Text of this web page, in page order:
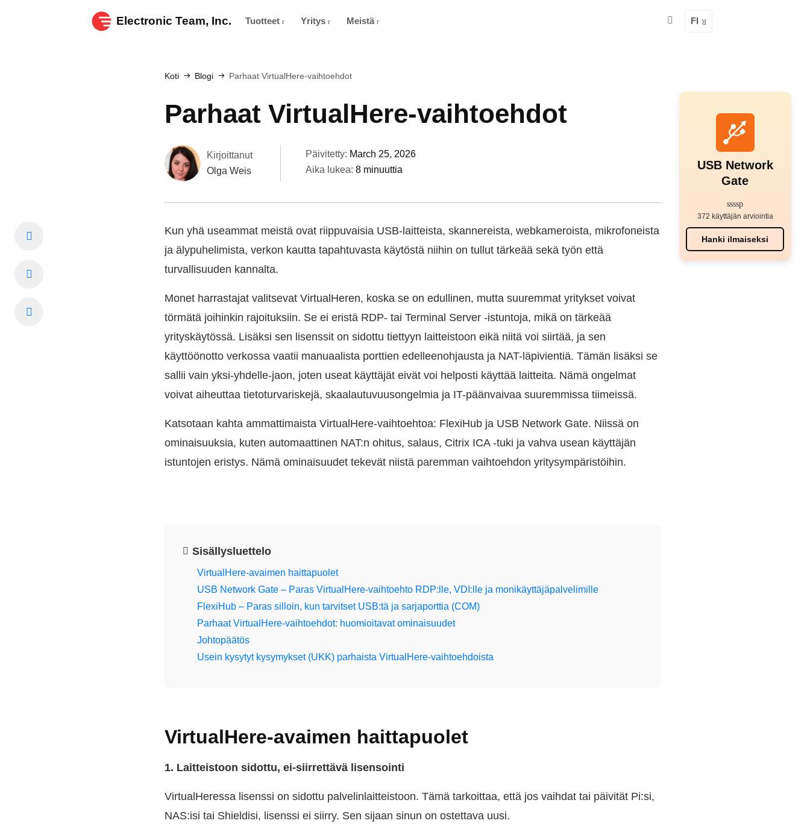
Electronic Team, Inc. Tuotteet Yritys Meistä FI
Koti Blogi Parhaat VirtualHere-vaihtoehdot
Parhaat VirtualHere-vaihtoehdot
Kirjoittanut
Olga Weis
Päivitetty: March 25, 2026
Aika lukea: 8 minuuttia
Kun yhä useammat meistä ovat riippuvaisia USB-laitteista, skannereista, webkameroista, mikrofoneista
ja älypuhelimista, verkon kautta tapahtuvasta käytöstä niihin on tullut tärkeää sekä työn että
turvallisuuden kannalta.
Monet harrastajat valitsevat VirtualHeren, koska se on edullinen, mutta suuremmat yritykset voivat
törmätä joihinkin rajoituksiin. Se ei eristä RDP- tai Terminal Server -istuntoja, mikä on tärkeää
yrityskäytössä. Lisäksi sen lisenssit on sidottu tiettyyn laitteistoon eikä niitä voi siirtää, ja sen
käyttöönotto verkossa vaatii manuaalista porttien edelleenohjausta ja NAT-läpivientiä. Tämän lisäksi se
sallii vain yksi-yhdelle-jaon, joten useat käyttäjät eivät voi helposti käyttää laitteita. Nämä ongelmat
voivat aiheuttaa tietoturvariskejä, skaalautuvuusongelmia ja IT-päänvaivaa suuremmissa tiimeissä.
Katsotaan kahta ammattimaista VirtualHere-vaihtoehtoa: FlexiHub ja USB Network Gate. Niissä on
ominaisuuksia, kuten automaattinen NAT:n ohitus, salaus, Citrix ICA -tuki ja vahva usean käyttäjän
istuntojen eristys. Nämä ominaisuudet tekevät niistä paremman vaihtoehdon yritysympäristöihin.
Sisällysluettelo
VirtualHere-avaimen haittapuolet
USB Network Gate – Paras VirtualHere-vaihtoehto RDP:lle, VDI:lle ja monikäyttäjäpalvelimille
FlexiHub – Paras silloin, kun tarvitset USB:tä ja sarjaporttia (COM)
Parhaat VirtualHere-vaihtoehdot: huomioitavat ominaisuudet
Johtopäätös
Usein kysytyt kysymykset (UKK) parhaista VirtualHere-vaihtoehdoista
VirtualHere-avaimen haittapuolet
1. Laitteistoon sidottu, ei-siirrettävä lisensointi
VirtualHeressa lisenssi on sidottu palvelinlaitteistoon. Tämä tarkoittaa, että jos vaihdat tai päivität Pi:si,
NAS:isi tai Shieldisi, lisenssi ei siirry. Sen sijaan sinun on ostettava uusi.
USB Network
Gate
372 käyttäjän arviointia
Hanki ilmaiseksi